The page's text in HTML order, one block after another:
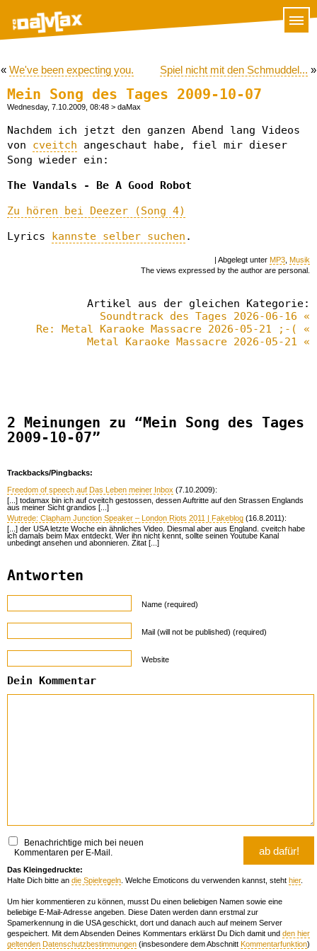
« We've been expecting you. Spiel nicht mit den Schmuddel... »
Mein Song des Tages 2009-10-07
Wednesday, 7.10.2009, 08:48 > daMax
Nachdem ich jetzt den ganzen Abend lang Videos
von cveitch angeschaut habe, fiel mir dieser
Song wieder ein:
The Vandals - Be A Good Robot
Zu hören bei Deezer (Song 4)
Lyrics kannste selber suchen .
| Abgelegt unter MP3 Musik
The views expressed by the author are personal.
Artikel aus der gleichen Kategorie:
Soundtrack des Tages 2026-06-16 «
Re: Metal Karaoke Massacre 2026-05-21 ;-( «
Metal Karaoke Massacre 2026-05-21 «
2 Meinungen zu “Mein Song des Tages
2009-10-07”
Trackbacks/Pingbacks:
Freedom of speech auf Das Leben meiner Inbox (7.10.2009):
[...] todamax bin ich auf cveitch gestossen, dessen Auftritte auf den Strassen Englands
aus meiner Sicht grandios [...]
Wutrede: Clapham Junction Speaker – London Riots 2011 | Fakeblog (16.8.2011):
[...] der USA letzte Woche ein ähnliches Video. Diesmal aber aus England. cveitch habe
ich damals beim Max entdeckt. Wer ihn nicht kennt, sollte seinen Youtube Kanal
unbedingt ansehen und abonnieren. Zitat [...]
Antworten
Name (required)
Mail (will not be published) (required)
Website
Dein Kommentar
Benachrichtige mich bei neuen
Kommentaren per E-Mail.
Das Kleingedruckte:
Halte Dich bitte an die Spielregeln . Welche Emoticons du verwenden kannst, steht hier.
Um hier kommentieren zu können, musst Du einen beliebigen Namen sowie eine
beliebige E-Mail-Adresse angeben. Diese Daten werden dann erstmal zur
Spamerkennung in die USA geschickt, dort und danach auch auf meinem Server
gespeichert. Mit dem Absenden Deines Kommentars erklärst Du Dich damit und den hier
geltenden Datenschutzbestimmungen (insbesondere dem Abschnitt Kommentarfunktion)